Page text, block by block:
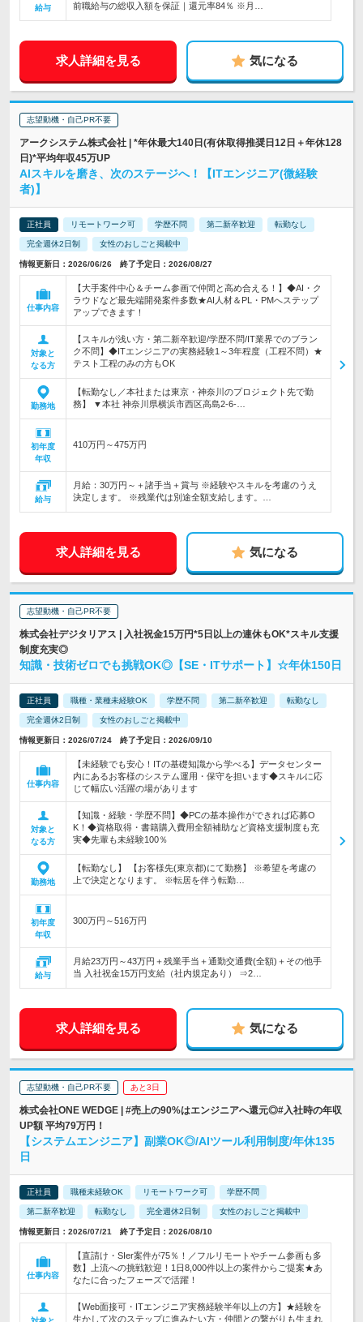
給与
前職給与の総収入額を保証｜還元率84％ ※月…
求人詳細を見る 気になる
志望動機・自己PR不要
アークシステム株式会社 | *年休最大140日(有休取得推奨日12日＋年休128
日)*平均年収45万UP
AIスキルを磨き、次のステージへ！【ITエンジニア(微経験
者)】
正社員 リモートワーク可 学歴不問 第二新卒歓迎 転勤なし
完全週休2日制 女性のおしごと掲載中
情報更新日：2026/06/26 終了予定日：2026/08/27
仕事内容
【大手案件中心＆チーム参画で仲間と高め合える！】◆AI・ク
ラウドなど最先端開発案件多数★AI人材＆PL・PMへステップ
アップできます！
対象と
なる方
【スキルが浅い方・第二新卒歓迎/学歴不問/IT業界でのブラン
ク不問】◆ITエンジニアの実務経験1～3年程度（工程不問）★
テスト工程のみの方もOK
勤務地
【転勤なし／本社または東京・神奈川のプロジェクト先で勤
務】 ▼本社 神奈川県横浜市西区高島2-6-…
初年度
年収
410万円～475万円
給与
月給：30万円～＋諸手当＋賞与 ※経験やスキルを考慮のうえ
決定します。 ※残業代は別途全額支給します。…
求人詳細を見る 気になる
志望動機・自己PR不要
株式会社デジタリアス | 入社祝金15万円*5日以上の連休もOK*スキル支援
制度充実◎
知識・技術ゼロでも挑戦OK◎【SE・ITサポート】☆年休150日
正社員 職種・業種未経験OK 学歴不問 第二新卒歓迎 転勤なし
完全週休2日制 女性のおしごと掲載中
情報更新日：2026/07/24 終了予定日：2026/09/10
仕事内容
【未経験でも安心！ITの基礎知識から学べる】データセンター
内にあるお客様のシステム運用・保守を担います◆スキルに応
じて幅広い活躍の場があります
対象と
なる方
【知識・経験・学歴不問】◆PCの基本操作ができれば応募O
K！◆資格取得・書籍購入費用全額補助など資格支援制度も充
実◆先輩も未経験100％
勤務地
【転勤なし】 【お客様先(東京都)にて勤務】 ※希望を考慮の
上で決定となります。 ※転居を伴う転勤…
初年度
年収
300万円～516万円
給与
月給23万円～43万円＋残業手当＋通勤交通費(全額)＋その他手
当 入社祝金15万円支給（社内規定あり） ⇒2…
求人詳細を見る 気になる
志望動機・自己PR不要 あと3日
株式会社ONE WEDGE | #売上の90%はエンジニアへ還元◎#入社時の年収
UP額 平均79万円！
【システムエンジニア】副業OK◎/AIツール利用制度/年休135
日
正社員 職種未経験OK リモートワーク可 学歴不問
第二新卒歓迎 転勤なし 完全週休2日制 女性のおしごと掲載中
情報更新日：2026/07/21 終了予定日：2026/08/10
仕事内容
【直請け・SIer案件が75％！／フルリモートやチーム参画も多
数】上流への挑戦歓迎！1日8,000件以上の案件からご提案★あ
なたに合ったフェーズで活躍！
【Web面接可・ITエンジニア実務経験半年以上の方】★経験を
生かして次のステップに進みたい方・仲間との繋がりも生まれ